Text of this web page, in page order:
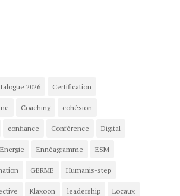
2026 Certification
Coaching cohésion
confiance Conférence Digital
Energie Ennéagramme ESM
GERME Humanis-step
Klaxoon leadership Locaux